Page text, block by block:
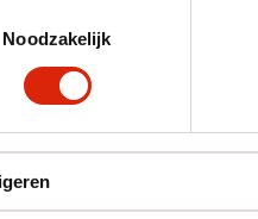
Noodzakelijk
ook